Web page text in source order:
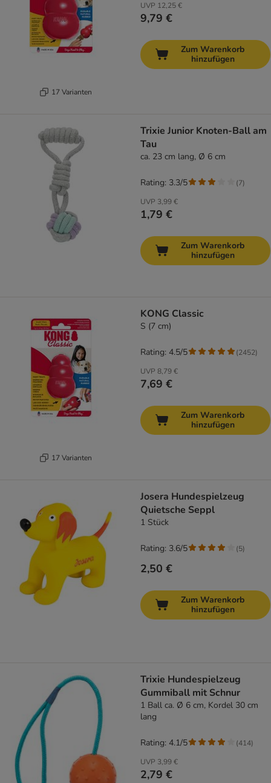
17 Varianten
UVP 12,25 €
9,79 €
Zum Warenkorb
hinzufügen
Trixie Junior Knoten-Ball am
Tau
ca. 23 cm lang, Ø 6 cm
UVP 3,99 €
1,79 €
Rating: 3.3/5 (7)
Zum Warenkorb
hinzufügen
17 Varianten
KONG Classic
S (7 cm)
UVP 8,79 €
7,69 €
Rating: 4.5/5 (2452)
Zum Warenkorb
hinzufügen
Josera Hundespielzeug
Quietsche Seppl
1 Stück
2,50 €
Rating: 3.6/5 (5)
Zum Warenkorb
hinzufügen
Trixie Hundespielzeug
Gummiball mit Schnur
1 Ball ca. Ø 6 cm, Kordel 30 cm
lang
UVP 3,99 €
2,79 €
Rating: 4.1/5 (414)